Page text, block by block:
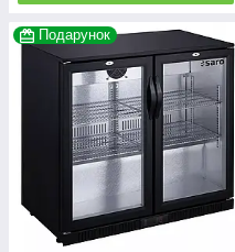
Подарунок